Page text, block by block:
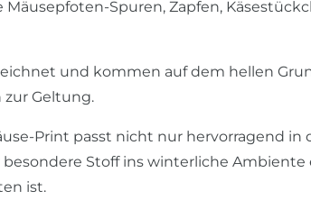
Mäusepfoten-Spuren, Zapfen,
und kommen auf dem hellen
zur Geltung.
Print passt nicht nur hervorragend in
Stoff ins winterliche Ambiente
ist.